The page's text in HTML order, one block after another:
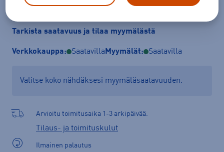
Tarkista saatavuus ja tilaa myymälästä
Verkkokauppa: Saatavilla Myymälät: Saatavilla
Valitse koko nähdäksesi myymäläsaatavuuden.
Arvioitu toimitusaika 1-3 arkipäivää.
Tilaus- ja toimituskulut
Ilmainen palautus